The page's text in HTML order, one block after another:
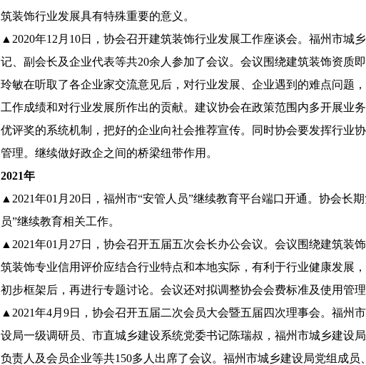
筑装饰行业发展具有特殊重要的意义。
▲2020年12月10日，协会召开建筑装饰行业发展工作座谈会。福州市城
记、副会长及企业代表等共20余人参加了会议。会议围绕建筑装饰资质
玲敏在听取了各企业家交流意见后，对行业发展、企业遇到的难点问题
工作成绩和对行业发展所作出的贡献。建议协会在政策范围内多开展业
优评奖的系统机制，把好的企业向社会推荐宣传。同时协会要发挥行业
管理。继续做好政企之间的桥梁纽带作用。
2021年
▲2021年01月20日，福州市“安管人员”继续教育平台端口开通。协会长
员”继续教育相关工作。
▲2021年01月27日，协会召开五届五次会长办公会议。会议围绕建筑装
筑装饰专业信用评价应结合行业特点和本地实际，有利于行业健康发展
初步框架后，再进行专题讨论。会议还对拟调整协会会费标准及使用管
▲2021年4月9日，协会召开五届二次会员大会暨五届四次理事会。福州
设局一级调研员、市直城乡建设系统党委书记陈瑞叔，福州市城乡建设
负责人及会员企业等共150多人出席了会议。福州市城乡建设局党组成